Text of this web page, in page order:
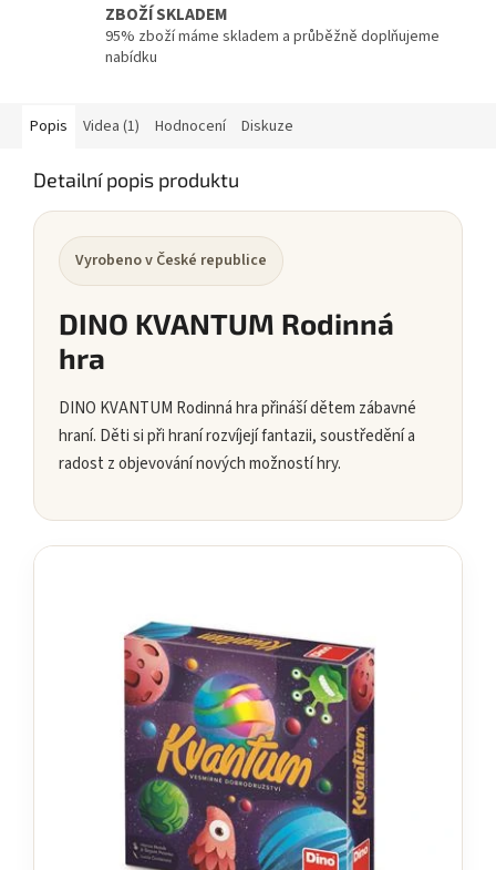
ZBOŽÍ SKLADEM
95% zboží máme skladem a průběžně doplňujeme
nabídku
Popis Videa (1) Hodnocení Diskuze
Detailní popis produktu
Vyrobeno v České republice
DINO KVANTUM Rodinná
hra
DINO KVANTUM Rodinná hra přináší dětem zábavné
hraní. Děti si při hraní rozvíjejí fantazii, soustředění a
radost z objevování nových možností hry.